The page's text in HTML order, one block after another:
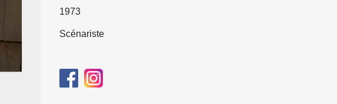
1973
Scénariste